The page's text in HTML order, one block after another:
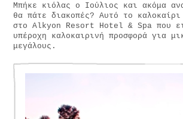
Μπήκε κιόλας ο Ιούλιος και ακόμα
θα πάτε διακοπές? Αυτό το
στο Alkyon Resort Ηοtel & Spa που
υπέροχη καλοκαιρινή προσφορά για
μεγάλους.